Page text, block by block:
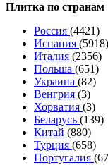
Плитка по странам
Россия (4421)
Испания (5918)
Италия (2356)
Польша (651)
Украина (82)
Венгрия (3)
Хорватия (3)
Беларусь (139)
Китай (880)
Турция (658)
Португалия